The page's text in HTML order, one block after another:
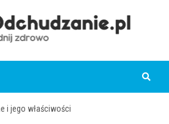
i jego właściwości